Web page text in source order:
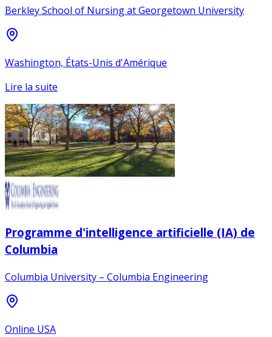
Berkley School of Nursing at Georgetown University
Washington, États-Unis d'Amérique
Lire la suite
Programme d'intelligence artificielle (IA) de
Columbia
Columbia University – Columbia Engineering
Online USA